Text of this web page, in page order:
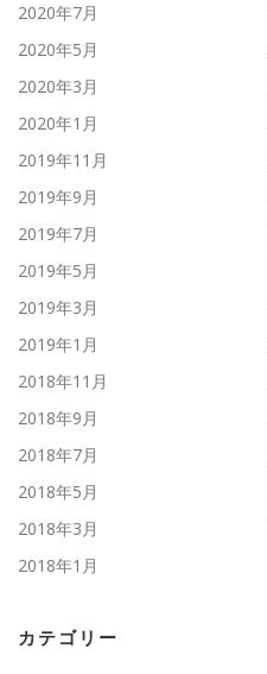
2020年7月
2020年5月
2020年3月
2020年1月
2019年11月
2019年9月
2019年7月
2019年5月
2019年3月
2019年1月
2018年11月
2018年9月
2018年7月
2018年5月
2018年3月
2018年1月
カテゴリー